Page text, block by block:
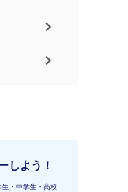
しよう！
・中学生・高校